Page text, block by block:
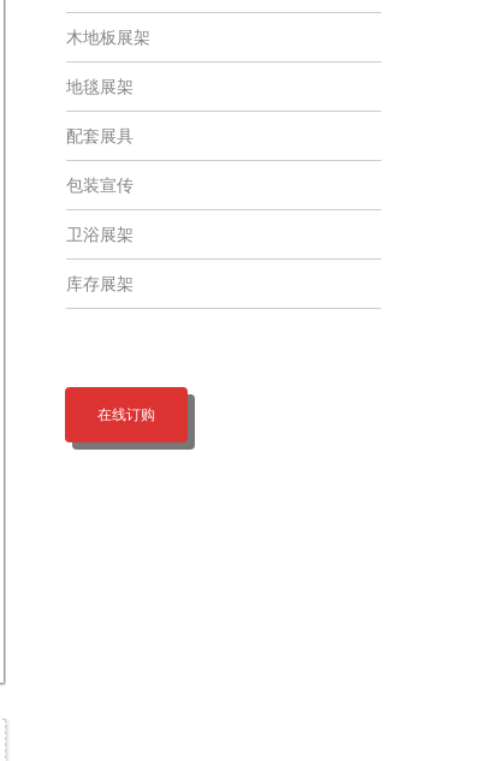
木地板展架
地毯展架
配套展具
包装宣传
卫浴展架
库存展架
在线订购